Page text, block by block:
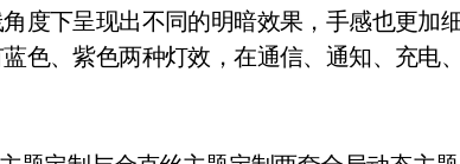
度下呈现出不同的明暗效果，手感也更加
色、紫色两种灯效，在通信、通知、充电